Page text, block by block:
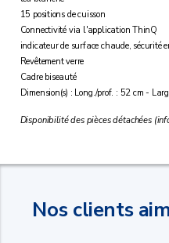
15 positions de cuisson
Connectivité via l'application ThinQ
indicateur de surface chaude, sécurité
Revêtement verre
Cadre biseauté
Dimension(s) : Long./prof. : 52 cm -
Disponibilité des pièces détachées
Nos clients